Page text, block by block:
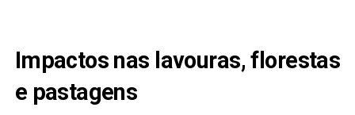
Impactos nas lavouras, florestas
e pastagens